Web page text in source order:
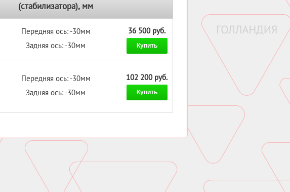
(стабилизатора), мм
Передняя ось: -30мм
Задняя ось: -30мм
36 500 руб.
Купить
Передняя ось: -30мм
Задняя ось: -30мм
102 200 руб.
Купить